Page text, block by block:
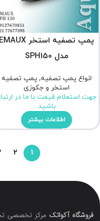
پمپ تصفیه استخر EMAUX
مدل SPH150
انواع پمپ تصفیه, پمپ تصفیه
استخر و جکوزی
جهت استعلام قیمت با ما در
باشید.
اطلاعات بیشتر
1
2
فروشگاه آکواتک مرکز تخصصی